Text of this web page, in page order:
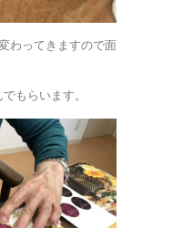
わってきますので面
もらいます。